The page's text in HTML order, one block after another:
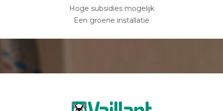
Hoge subsidies mogelijk
Een groene installatie